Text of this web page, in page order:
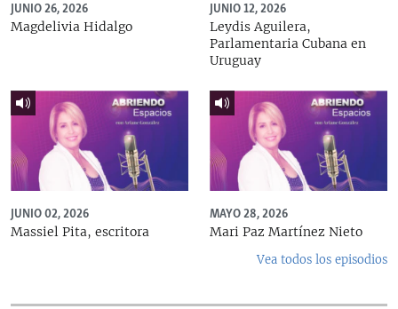
JUNIO 26, 2026
Magdelivia Hidalgo
JUNIO 12, 2026
Leydis Aguilera,
Parlamentaria Cubana en
Uruguay
JUNIO 02, 2026
Massiel Pita, escritora
MAYO 28, 2026
Mari Paz Martínez Nieto
Vea todos los episodios